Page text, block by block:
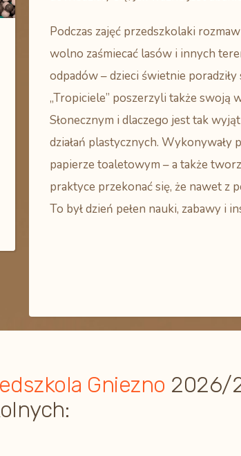
Podczas zajęć przedszkolaki
wolno zaśmiecać lasów i innych
odpadów – dzieci świetnie
„Tropiciele” poszerzyli także swoją
Słonecznym i dlaczego jest tak
działań plastycznych.
papierze toaletowym – a także
praktyce przekonać się, że nawet z
To był dzień pełen nauki, zabawy i
Gniezno 2026/